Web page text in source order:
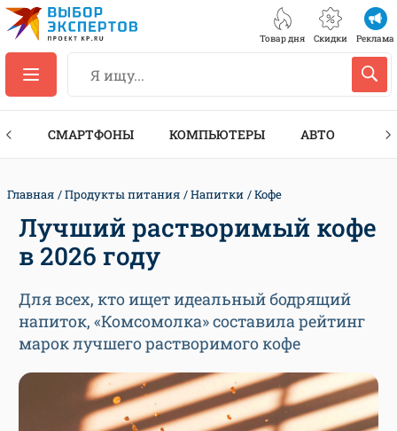
Товар дня Скидки Реклама
СМАРТФОНЫ КОМПЬЮТЕРЫ АВТО
Главная Продукты питания Напитки Кофе
Лучший растворимый кофе
в 2026 году
Для всех, кто ищет идеальный бодрящий
напиток, «Комсомолка» составила рейтинг
марок лучшего растворимого кофе